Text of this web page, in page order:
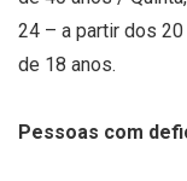
24 – a partir dos
de 18 anos.
Pessoas com